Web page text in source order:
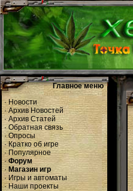
Главное меню
·Новости
·Архив Новостей
·Архив Статей
·Обратная связь
·Опросы
·Кратко об игре
· Популярное
· Форум
·Магазин игр
· Игры и автоматы
·Наши проекты